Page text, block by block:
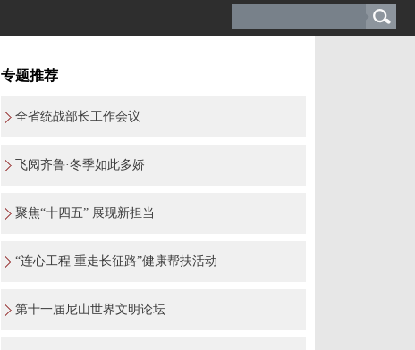
专题推荐
全省统战部长工作会议
飞阅齐鲁·冬季如此多娇
聚焦“十四五” 展现新担当
“连心工程 重走长征路”健康帮扶活动
第十一届尼山世界文明论坛